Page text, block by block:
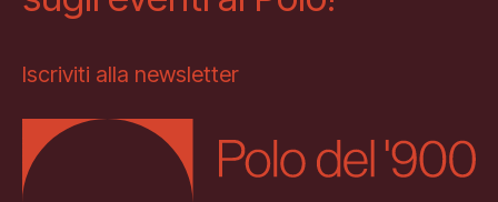
Iscriviti alla newsletter